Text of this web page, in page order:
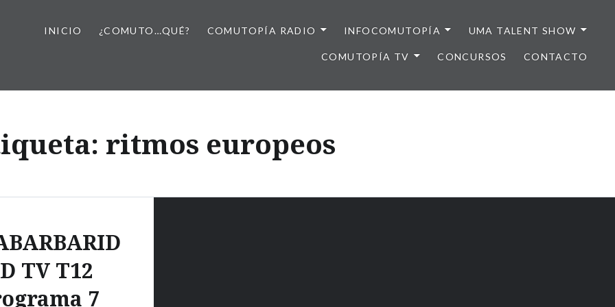
INICIO ¿COMUTO…QUÉ? COMUTOPÍA RADIO INFOCOMUTOPÍA UMA TALENT SHOW
COMUTOPÍA TV CONCURSOS CONTACTO
ritmos europeos
TV T12
7